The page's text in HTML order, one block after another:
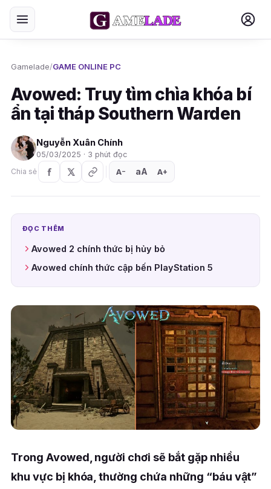
Gamelade/GAME ONLINE PC
Avowed: Truy tìm chìa khóa bí
ẩn tại tháp Southern Warden
Nguyễn Xuân Chính
05/03/2025 · 3 phút đọc
Chia sẻ
A− aA A+
ĐỌC THÊM
Avowed 2 chính thức bị hủy bỏ
Avowed chính thức cập bến PlayStation 5
Trong Avowed, người chơi sẽ bắt gặp nhiều
khu vực bị khóa, thường chứa những “báu vật”